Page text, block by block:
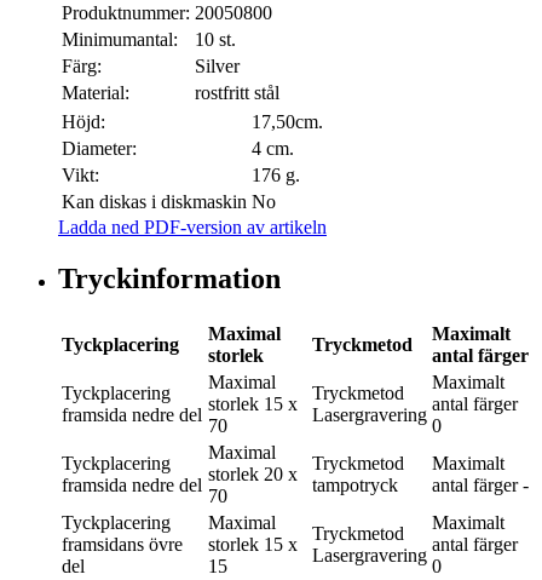
Produktnummer: 20050800
Minimumantal:
10 st.
Färg:
Silver
Material:
rostfritt stål
Höjd:
17,50cm.
Diameter:
4 cm.
Vikt:
176 g.
Kan diskas i diskmaskin No
Ladda ned PDF-version av artikeln
Tryckinformation
Tyckplacering
Maximal
storlek
Tryckmetod
Maximalt
antal färger
Tyckplacering
framsida nedre del
Maximal
storlek 15 x
70
Tryckmetod
Lasergravering
Maximalt
antal färger
0
Tyckplacering
framsida nedre del
Maximal
storlek 20 x
70
Tryckmetod
tampotryck
Maximalt
antal färger -
Tyckplacering
framsidans övre
del
Maximal
storlek 15 x
15
Tryckmetod
Lasergravering
Maximalt
antal färger
0